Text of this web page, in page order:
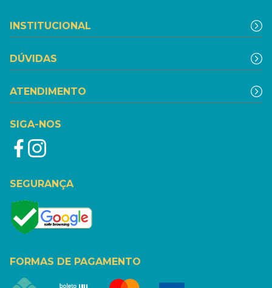
INSTITUCIONAL
DÚVIDAS
ATENDIMENTO
SIGA-NOS
SEGURANÇA
FORMAS DE PAGAMENTO